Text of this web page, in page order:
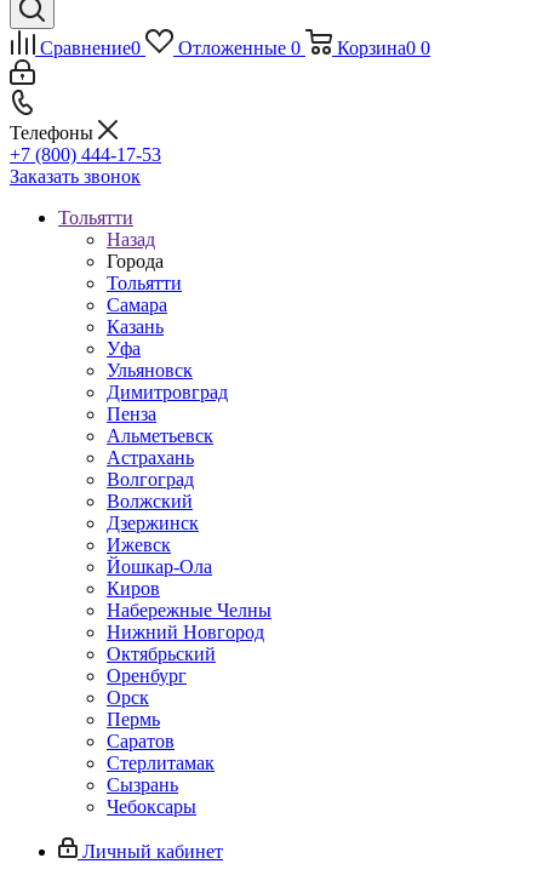
Сравнение0 Отложенные 0 Корзина0 0
Телефоны
+7 (800) 444-17-53
Заказать звонок
Тольятти
Назад
Города
Тольятти
Самара
Казань
Уфа
Ульяновск
Димитровград
Пенза
Альметьевск
Астрахань
Волгоград
Волжский
Дзержинск
Ижевск
Йошкар-Ола
Киров
Набережные Челны
Нижний Новгород
Октябрьский
Оренбург
Орск
Пермь
Саратов
Стерлитамак
Сызрань
Чебоксары
Личный кабинет